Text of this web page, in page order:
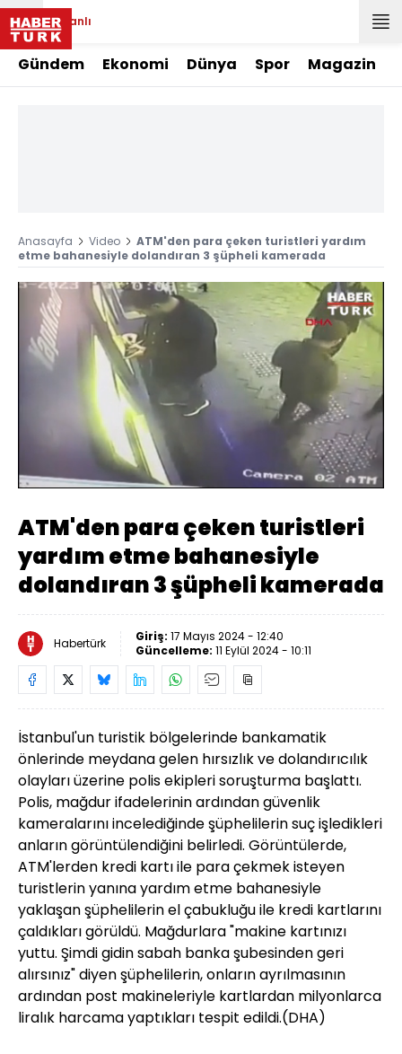
Canlı
Gündem Ekonomi Dünya Spor Magazin
Anasayfa Video
ATM'den para çeken turistleri yardım
etme bahanesiyle dolandıran 3 şüpheli kamerada
Aç
Yüklendi:
30.01%
Oynatma
Hızı
ATM'den para çeken turistleri
yardım etme bahanesiyle
dolandıran 3 şüpheli kamerada
Habertürk Giriş: 17 Mayıs 2024 - 12:40
Güncelleme: 11 Eylül 2024 - 10:11
İstanbul'un turistik bölgelerinde bankamatik
önlerinde meydana gelen hırsızlık ve dolandırıcılık
olayları üzerine polis ekipleri soruşturma başlattı.
Polis, mağdur ifadelerinin ardından güvenlik
kameralarını incelediğinde şüphelilerin suç işledikleri
anların görüntülendiğini belirledi. Görüntülerde,
ATM'lerden kredi kartı ile para çekmek isteyen
turistlerin yanına yardım etme bahanesiyle
yaklaşan şüphelilerin el çabukluğu ile kredi kartlarını
çaldıkları görüldü. Mağdurlara "makine kartınızı
yuttu. Şimdi gidin sabah banka şubesinden geri
alırsınız" diyen şüphelilerin, onların ayrılmasının
ardından post makineleriyle kartlardan milyonlarca
liralık harcama yaptıkları tespit edildi.(DHA)